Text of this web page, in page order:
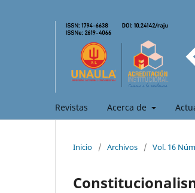
Revistas Acerca de
Inicio / Archivos / Vol. 16